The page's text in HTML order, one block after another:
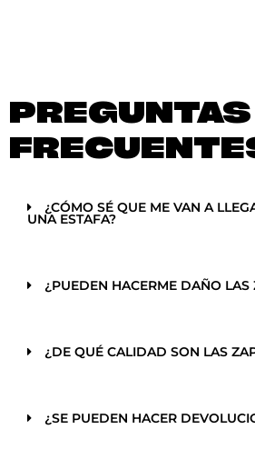
PREGUNTAS
¿CÓMO SÉ QUE ME VAN A
UNA ESTAFA?
¿PUEDEN HACERME DAÑO LAS
¿DE QUÉ CALIDAD SON LAS
¿SE PUEDEN HACER